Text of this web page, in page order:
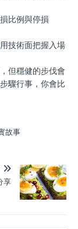
比例與停損
技術面把握入場
但穩健的步伐會
驟行事，你會比
故事
享